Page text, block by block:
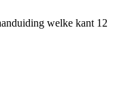
welke kant 12